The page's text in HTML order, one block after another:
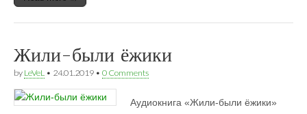
Жили-были ёжики
by LeVeL • 24.01.2019 • 0 Comments
Аудиокнига «Жили-были ёжики»